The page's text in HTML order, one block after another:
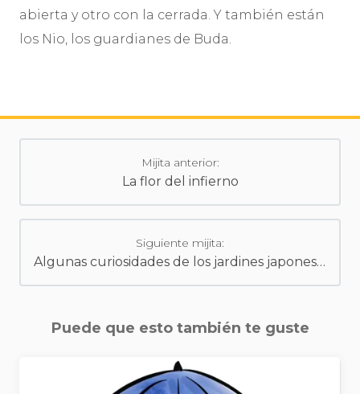
abierta y otro con la cerrada. Y también están
los Nio, los guardianes de Buda.
Mijita anterior:
La flor del infierno
Siguiente mijita:
Algunas curiosidades de los jardines japoneses
Puede que esto también te guste